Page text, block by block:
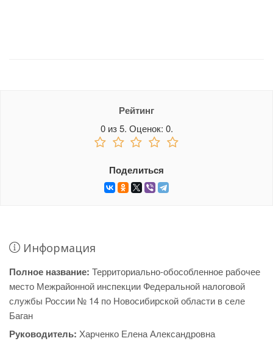
Рейтинг
0из5. Оценок: 0.
Поделиться
Информация
Полное название: Территориально-обособленное рабочее
место Межрайонной инспекции Федеральной налоговой
службы России № 14 по Новосибирской области в селе
Баган
Руководитель: Харченко Елена Александровна